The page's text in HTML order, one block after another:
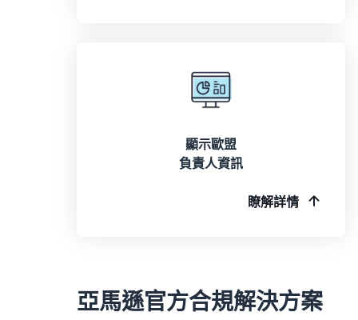
顯示歐盟
負責人資訊
瞭解詳情
亞馬遜官方合規解決方案